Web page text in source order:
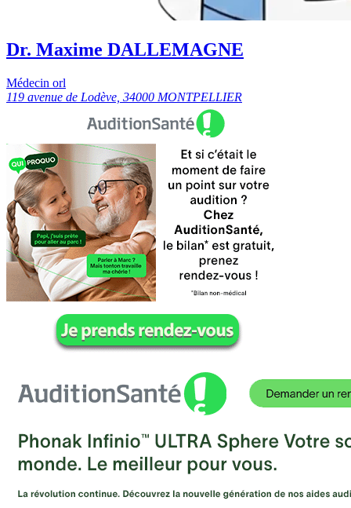
Dr. Maxime DALLEMAGNE
Médecin orl
119 avenue de Lodève, 34000 MONTPELLIER